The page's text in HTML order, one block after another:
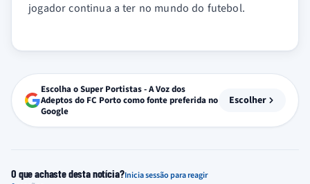
jogador continua a ter no mundo do futebol.
Escolha o Super Portistas - A Voz dos
Adeptos do FC Porto como fonte preferida no
Google
Escolher
O que achaste desta notícia?Inicia sessão para reagir